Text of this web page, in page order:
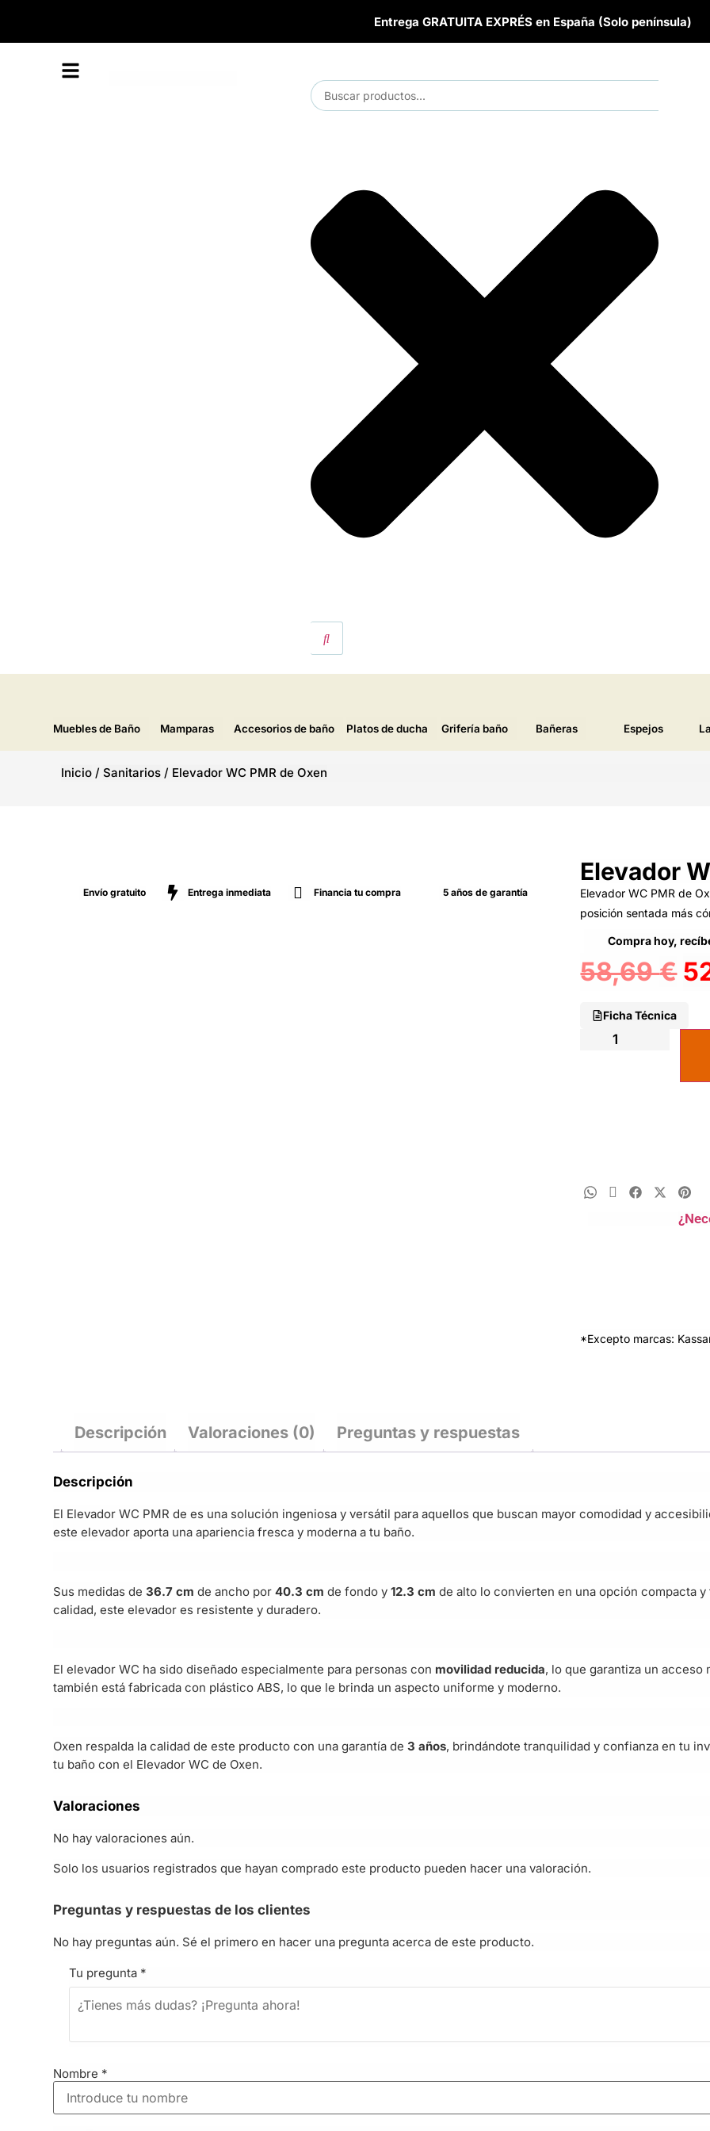
Entrega GRATUITA EXPRÉS en España (Solo península)
Muebles de Baño Mamparas Accesorios de baño Platos de ducha Grifería baño Bañeras Espejos
Inicio /Sanitarios / Elevador WC PMR de Oxen
Envío gratuito Entrega inmediata Financia tu compra 5 años de garantía
Elevador
Elevador WC PMR de
posición sentada más
Compra hoy,
58,69€
Ficha Técnica
*Excepto marcas:
Descripción Valoraciones (0) Preguntas y respuestas
Descripción
El Elevador WC PMR de es una solución ingeniosa y versátil para aquellos que buscan mayor comodidad y
este elevador aporta una apariencia fresca y moderna a tu baño.
Sus medidas de36.7 cmde ancho por40.3 cmde fondo y12.3 cmde alto lo convierten en una opción compacta
calidad, este elevador es resistente y duradero.
El elevador WC ha sido diseñado especialmente para personas con movilidad reducida, lo que garantiza un acceso
también está fabricada con plástico ABS, lo que le brinda un aspecto uniforme y moderno.
Oxen respalda la calidad de este producto con una garantía de3 años, brindándote tranquilidad y confianza en tu
tu baño con el Elevador WC de Oxen.
Valoraciones
No hay valoraciones aún.
Solo los usuarios registrados que hayan comprado este producto pueden hacer una valoración.
Preguntas y respuestas de los clientes
No hay preguntas aún. Sé el primero en hacer una pregunta acerca de este producto.
Tu pregunta *
Nombre *